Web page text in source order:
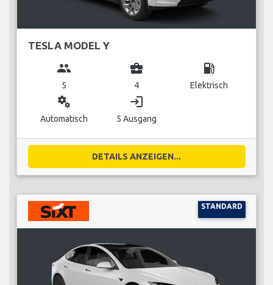
TESLA MODEL Y
group
5
business_center
4
local_gas_station
Elektrisch
miscellaneous_services
Automatisch
login
5 Ausgang
DETAILS ANZEIGEN...
STANDARD